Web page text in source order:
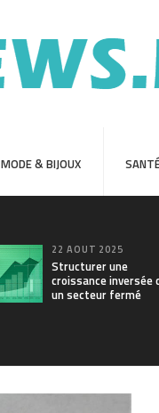
MODE & BIJOUX
22 AOÛT 2025
Structurer une
croissance inversée
un secteur fermé